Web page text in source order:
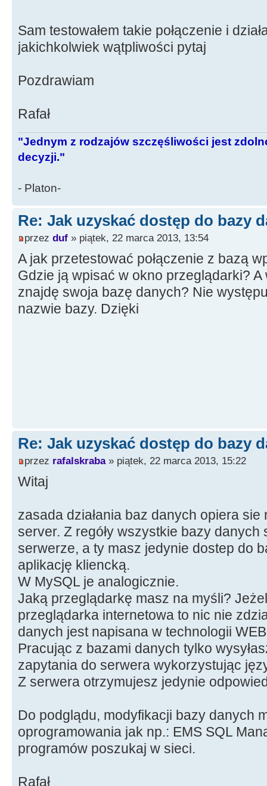
Sam testowałem takie połączenie i
jakichkolwiek wątpliwości pytaj
Pozdrawiam
Rafał
"Jednym z rodzajów szczęśliwości jest
decyzji."
- Platon-
Re: Jak uzyskać dostęp do bazy
przez duf » piątek, 22 marca 2013, 13:54
A jak przetestować połączenie z bazą
Gdzie ją wpisać w okno przeglądarki?
znajdę swoja bazę danych? Nie
nazwie bazy. Dzięki
Re: Jak uzyskać dostęp do bazy
przez rafalskraba» piątek, 22 marca 2013, 15:22
Witaj
zasada działania baz danych opiera
server. Z regóły wszystkie bazy danych
serwerze, a ty masz jedynie dostep do
aplikację kliencką.
W MySQL je analogicznie.
Jaką przeglądarkę masz na myśli?
przeglądarka internetowa to nic nie
danych jest napisana w technologii
Pracując z bazami danych tylko
zapytania do serwera wykorzystując
Z serwera otrzymujesz jedynie
Do podglądu, modyfikacji bazy danych
oprogramowania jak np.: EMS SQL
programów poszukaj w sieci.
Rafał